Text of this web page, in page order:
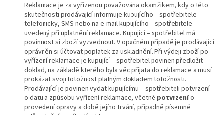
Reklamace je za vyřízenou považována okamžikem, kdy o této
skutečnosti prodávající informuje kupujícího – spotřebitele
telefonicky, SMS nebo na e-mail kupujícího – spotřebitele
uvedený při uplatnění reklamace. Kupující – spotřebitel má
povinnost si zboží vyzvednout. V opačném případě je prodávající
oprávněn si účtovat poplatek za uskladnění. Při výdeji zboží po
vyřízení reklamace je kupující – spotřebitel povinen předložit
doklad, na základě kterého byla věc přijata do reklamace a musí
prokázat svoji totožnost platným dokladem totožnosti.
Prodávající je povinen vydat kupujícímu – spotřebiteli potvrzení
o datu a způsobu vyřízení reklamace, včetně potvrzenío
provedení opravy a době jejího trvání, případně písemné